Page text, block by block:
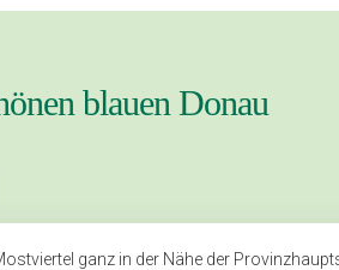
blauen Donau
ganz in der Nähe der